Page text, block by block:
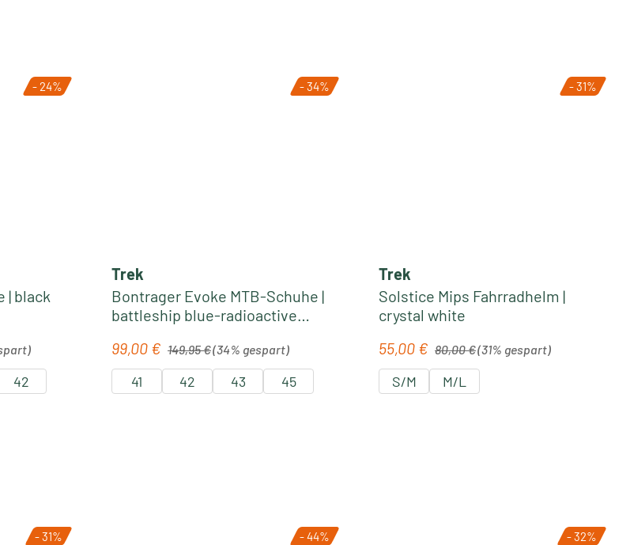
- 24%
| black
42
- 34%
Trek
Bontrager Evoke MTB-Schuhe |
battleship blue-radioactive
Verkaufspreis:
99,00 € 149,95 €(34% gespart)
41 42 43 45
- 31%
Trek
Solstice Mips Fahrradhelm |
crystal white
Verkaufspreis:
55,00 € 80,00 €(31% gespart)
S/M M/L
- 31% - 44% - 32%